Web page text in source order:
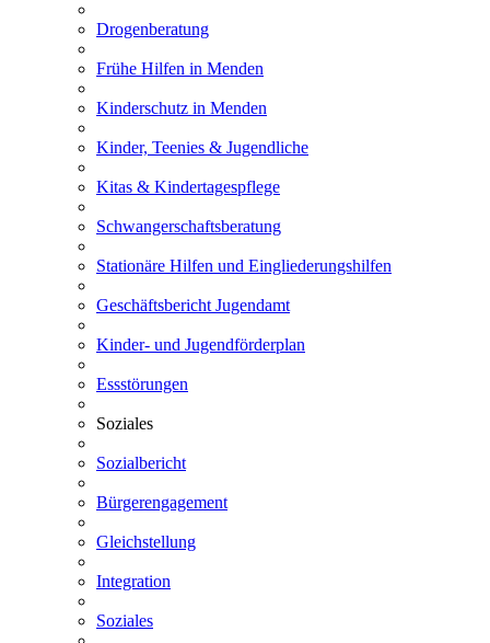
Drogenberatung
Frühe Hilfen in Menden
Kinderschutz in Menden
Kinder, Teenies & Jugendliche
Kitas & Kindertagespflege
Schwangerschaftsberatung
Stationäre Hilfen und Eingliederungshilfen
Geschäftsbericht Jugendamt
Kinder- und Jugendförderplan
Essstörungen
Soziales
Sozialbericht
Bürgerengagement
Gleichstellung
Integration
Soziales